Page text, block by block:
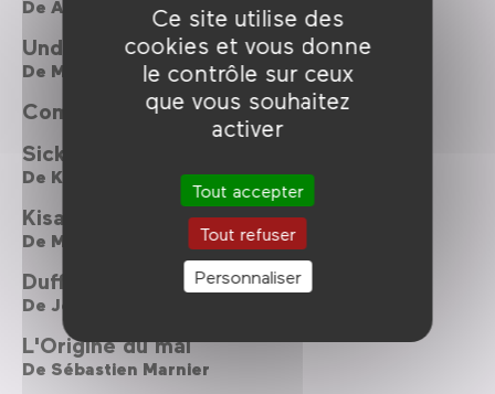
Ce site utilise des
cookies et vous donne
le contrôle sur ceux
que vous souhaitez
activer
Tout accepter
Tout refuser
Personnaliser
De Adilkhan Yerzhanov
Under the Blossoming Cherry Trees
De Masahiro Shinoda
Compétition courts 6 : Trop bizarre !
Sick of Myself
De Kristoffer Borgli
Kisapmata
De Mike De Leon
Duffer
De Joseph Despins ,
L'Origine du mal
De Sébastien Marnier